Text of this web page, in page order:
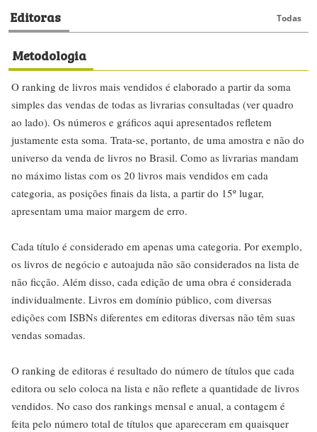
Editoras Todas
Metodologia
O ranking de livros mais vendidos é elaborado a partir da soma
simples das vendas de todas as livrarias consultadas (ver quadro
ao lado). Os números e gráficos aqui apresentados refletem
justamente esta soma. Trata-se, portanto, de uma amostra e não do
universo da venda de livros no Brasil. Como as livrarias mandam
no máximo listas com os 20 livros mais vendidos em cada
categoria, as posições finais da lista, a partir do 15º lugar,
apresentam uma maior margem de erro.
Cada título é considerado em apenas uma categoria. Por exemplo,
os livros de negócio e autoajuda não são considerados na lista de
não ficção. Além disso, cada edição de uma obra é considerada
individualmente. Livros em domínio público, com diversas
edições com ISBNs diferentes em editoras diversas não têm suas
vendas somadas.
O ranking de editoras é resultado do número de títulos que cada
editora ou selo coloca na lista e não reflete a quantidade de livros
vendidos. No caso dos rankings mensal e anual, a contagem é
feita pelo número total de títulos que apareceram em quaisquer